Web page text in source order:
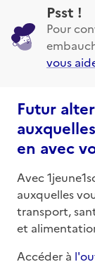
Psst !
Pour
vous
Futur
en avec
Avec
auxquelles
transport,
et
Accéder à